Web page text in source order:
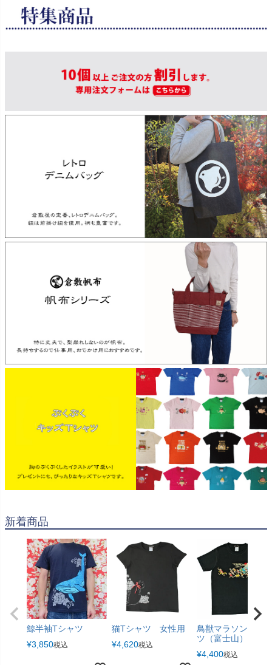
新着商品
鯨半袖Tシャツ
¥3,850税込
猫Tシャツ 女性用
¥4,620税込
鳥獣マラソンTシャ
ツ（富士山）
¥4,400税込